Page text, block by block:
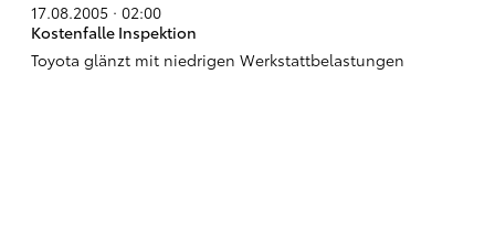
17.08.2005 · 02:00
Kostenfalle Inspektion
Toyota glänzt mit niedrigen Werkstattbelastungen